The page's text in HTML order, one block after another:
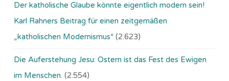
Der katholische Glaube könnte eigentlich modern sein!
Karl Rahners Beitrag für einen zeitgemäßen
„katholischen Modernismus“ (2.623)
Die Auferstehung Jesu: Ostern ist das Fest des Ewigen
im Menschen. (2.554)